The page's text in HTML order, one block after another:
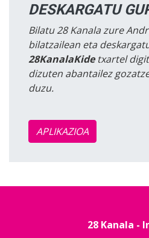
DESKARGATU
Bilatu 28 Kanala zure
bilatzailean eta
28KanalaKidetxartel
dizuten abantailez
duzu.
APLIKAZIOA
28 Kanala -